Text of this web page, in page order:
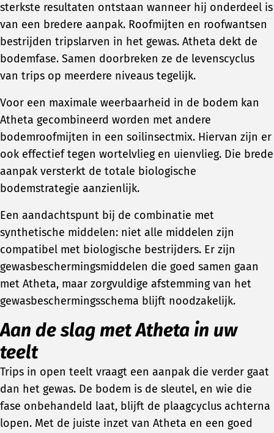
sterkste resultaten ontstaan wanneer hij onderdeel is
van een bredere aanpak. Roofmijten en roofwantsen
bestrijden tripslarven in het gewas. Atheta dekt de
bodemfase. Samen doorbreken ze de levenscyclus
van trips op meerdere niveaus tegelijk.
Voor een maximale weerbaarheid in de bodem kan
Atheta gecombineerd worden met andere
bodemroofmijten in een soilinsectmix. Hiervan zijn er
ook effectief tegen wortelvlieg en uienvlieg. Die brede
aanpak versterkt de totale biologische
bodemstrategie aanzienlijk.
Een aandachtspunt bij de combinatie met
synthetische middelen: niet alle middelen zijn
compatibel met biologische bestrijders. Er zijn
gewasbeschermingsmiddelen die goed samen gaan
met Atheta, maar zorgvuldige afstemming van het
gewasbeschermingsschema blijft noodzakelijk.
Aan de slag met Atheta in uw
teelt
Trips in open teelt vraagt een aanpak die verder gaat
dan het gewas. De bodem is de sleutel, en wie die
fase onbehandeld laat, blijft de plaagcyclus achterna
lopen. Met de juiste inzet van Atheta en een goed